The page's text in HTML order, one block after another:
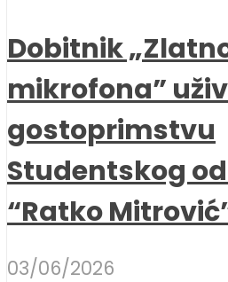
Dobitnik
mikrofona”
gostoprimstvu
Studentskog
“Ratko
03/06/2026